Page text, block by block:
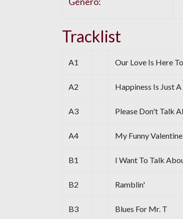
Tracklist
A1 Our Love Is Here
A2 Happiness Is Just
A3 Please Don't Talk
A4 My Funny Valentine
B1 I Want To Talk
B2 Ramblin'
B3 Blues For Mr. T